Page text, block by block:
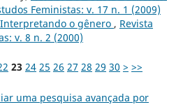
Feministas: v. 17 n. 1 (2009)
Interpretando o gênero , Revista
v. 8 n. 2 (2000)
23 24 25 26 27 28 29 30 > >>
uma pesquisa avançada por